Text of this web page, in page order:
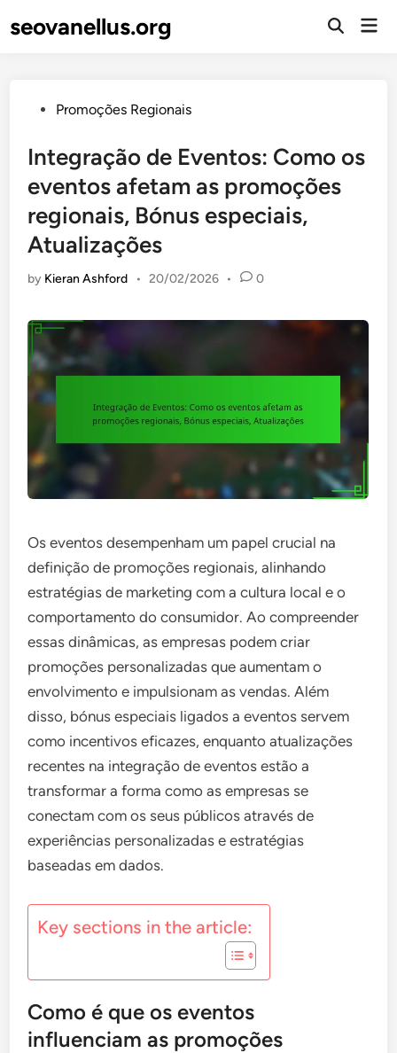
toseovanellus.org
Open
PostedPromoções Regionais
Integração de Eventos: Como os
eventos afetam as promoções
regionais, Bónus especiais,
Atualizações
by Kieran Ashford • 20/02/2026 • 0
Os eventos desempenham um papel crucial na
definição de promoções regionais, alinhando
estratégias de marketing com a cultura local e o
comportamento do consumidor. Ao compreender
essas dinâmicas, as empresas podem criar
promoções personalizadas que aumentam o
envolvimento e impulsionam as vendas. Além
disso, bónus especiais ligados a eventos servem
como incentivos eficazes, enquanto atualizações
recentes na integração de eventos estão a
transformar a forma como as empresas se
conectam com os seus públicos através de
experiências personalizadas e estratégias
baseadas em dados.
Key sections in the article:
Como é que os eventos
influenciam as promoções